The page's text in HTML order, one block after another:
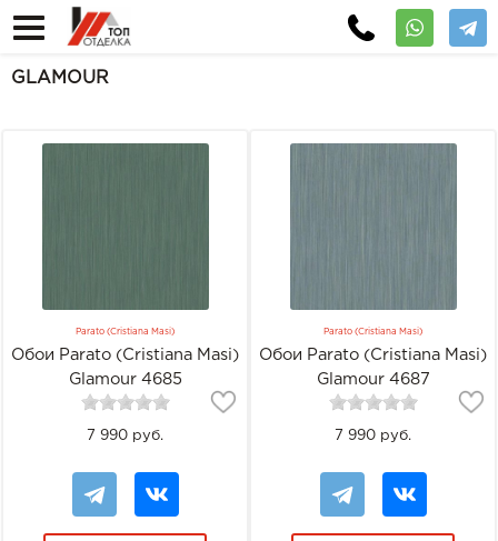
GLAMOUR
Parato (Cristiana Masi)
Обои Parato (Cristiana Masi)
Glamour 4685
7 990 руб.
Parato (Cristiana Masi)
Обои Parato (Cristiana Masi)
Glamour 4687
7 990 руб.